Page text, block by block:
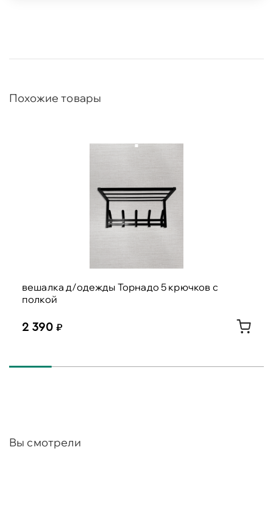
Похожие товары
вешалка д/одежды Торнадо 5 крючков с
полкой
2 390
Вы смотрели